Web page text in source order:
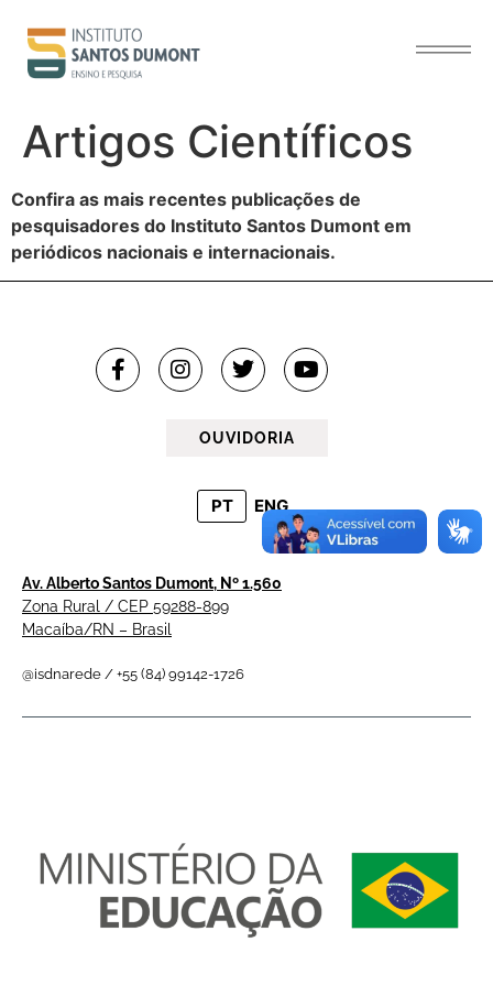
conteúdo
Artigos Científicos
Confira as mais recentes publicações de
pesquisadores do Instituto Santos Dumont em
periódicos nacionais e internacionais.
OUVIDORIA
PT ENG
Av. Alberto Santos Dumont, Nº 1.560
Zona Rural / CEP 59288-899
Macaíba/RN – Brasil
@isdnarede / +55 (84) 99142-1726